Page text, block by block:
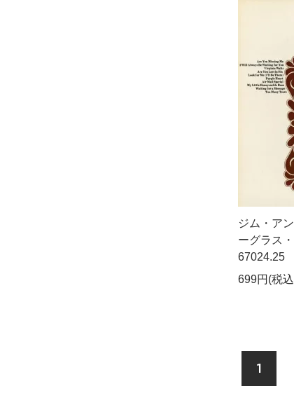
ジム・ア
ーグラス
67024.25
699円(税
1